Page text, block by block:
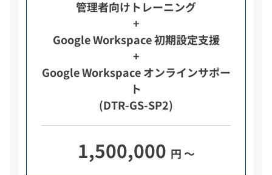
管理者向けトレーニング
+
Google Workspace 初期設定支援
+
Google Workspace オンラインサポー
ト
(DTR-GS-SP2)
1,500,000 円 ～